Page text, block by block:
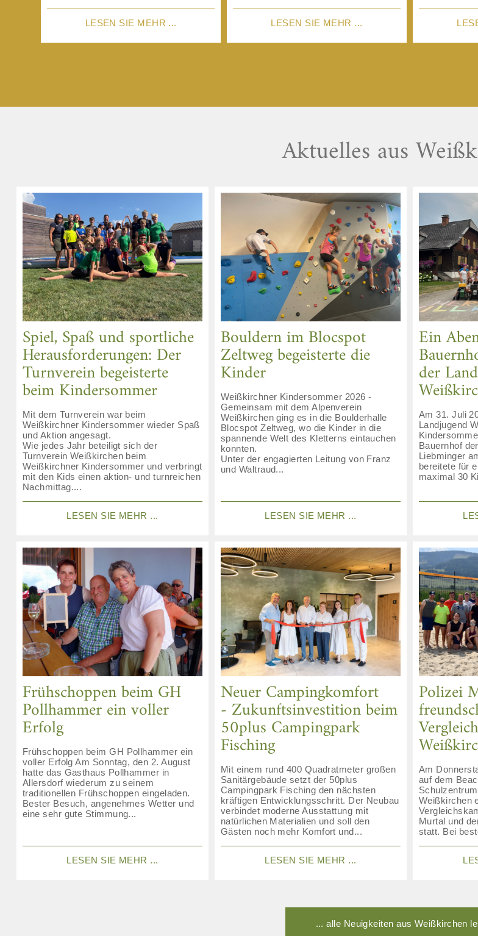
LESEN SIE MEHR ... LESEN SIE MEHR ...
Aktuelles aus
Spiel, Spaß und sportliche
Herausforderungen: Der
Turnverein begeisterte
beim Kindersommer
Mit dem Turnverein war beim
Weißkirchner Kindersommer wieder Spaß
und Aktion angesagt.
Wie jedes Jahr beteiligt sich der
Turnverein Weißkirchen beim
Weißkirchner Kindersommer und verbringt
mit den Kids einen aktion- und turnreichen
Nachmittag....
LESEN SIE MEHR ...
Bouldern im Blocspot
Zeltweg begeisterte die
Kinder
Weißkirchner Kindersommer 2026 -
Gemeinsam mit dem Alpenverein
Weißkirchen ging es in die Boulderhalle
Blocspot Zeltweg, wo die Kinder in die
spannende Welt des Kletterns eintauchen
konnten.
Unter der engagierten Leitung von Franz
und Waltraud...
LESEN SIE MEHR ...
Ein
der
Am 31. Juli
Landjugend
Bauernhof
Liebminger
bereitete für
maximal 30
Frühschoppen beim GH
Pollhammer ein voller
Erfolg
Frühschoppen beim GH Pollhammer ein
voller Erfolg Am Sonntag, den 2. August
hatte das Gasthaus Pollhammer in
Allersdorf wiederum zu seinem
traditionellen Frühschoppen eingeladen.
Bester Besuch, angenehmes Wetter und
eine sehr gute Stimmung...
LESEN SIE MEHR ...
Neuer Campingkomfort
- Zukunftsinvestition beim
50plus Campingpark
Fisching
Mit einem rund 400 Quadratmeter großen
Sanitärgebäude setzt der 50plus
Campingpark Fisching den nächsten
kräftigen Entwicklungsschritt. Der Neubau
verbindet moderne Ausstattung mit
natürlichen Materialien und soll den
Gästen noch mehr Komfort und...
LESEN SIE MEHR ...
Polizei
Am
auf dem
Weißkirchen
Murtal und
statt. Bei
... alle Neuigkeiten aus Weißkirchen